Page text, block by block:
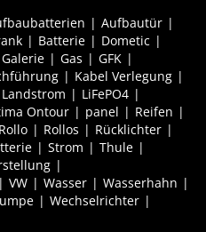
Aufbautür
Batterie
Dometic
Galerie Gas
GFK
Kabel Verlegung
Landstrom
LiFePO4
Ontour panel
Reifen
Rollo Rollos
Rücklichter
Strom
Thule
VW Wasser
Wasserhahn
Wechselrichter